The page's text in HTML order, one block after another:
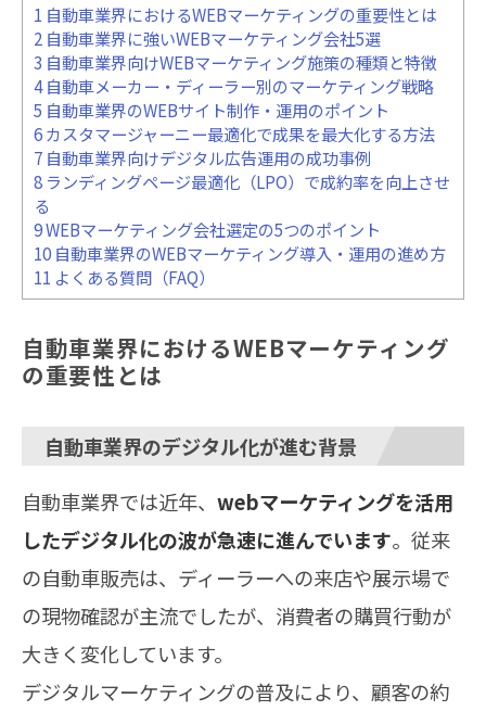
1 自動車業界におけるWEBマーケティングの重要性とは
2 自動車業界に強いWEBマーケティング会社5選
3 自動車業界向けWEBマーケティング施策の種類と特徴
4自動車メーカー・ディーラー別のマーケティング戦略
5 自動車業界のWEBサイト制作・運用のポイント
6カスタマージャーニー最適化で成果を最大化する方法
7 自動車業界向けデジタル広告運用の成功事例
8 ランディングページ最適化（LPO）で成約率を向上させ
る
9WEBマーケティング会社選定の5つのポイント
10 自動車業界のWEBマーケティング導入・運用の進め方
11 よくある質問（FAQ）
自動車業界におけるWEBマーケティング
の重要性とは
自動車業界のデジタル化が進む背景
自動車業界では近年、 webマーケティングを活用
したデジタル化の波が急速に進んでいます。従来
の自動車販売は、ディーラーへの来店や展示場で
の現物確認が主流でしたが、消費者の購買行動が
大きく変化しています。
デジタルマーケティングの普及により、顧客の約